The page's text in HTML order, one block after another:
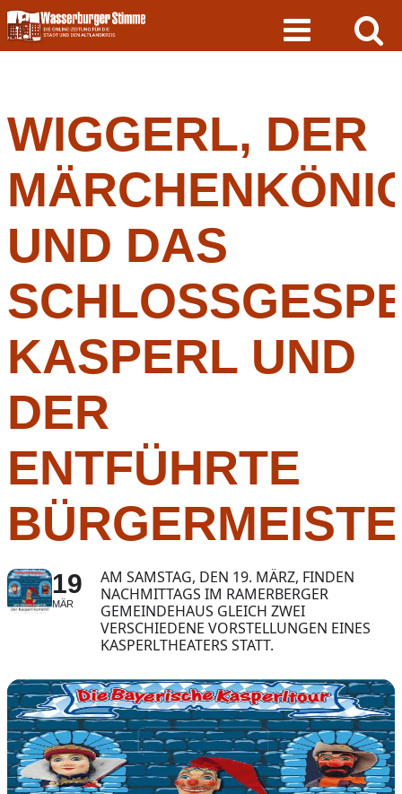
Skip
to
content
WIGGERL, DER
UND DAS
ASPERL UND D
ER E
NTFÜHRTE B
19
MÄR
AM SAMSTAG, DEN 19. MÄRZ, FINDEN
NACHMITTAGS IM RAMERBERGER
GEMEINDEHAUS GLEICH ZWEI
VERSCHIEDENE VORSTELLUNGEN EINES
KASPERLTHEATERS STATT.